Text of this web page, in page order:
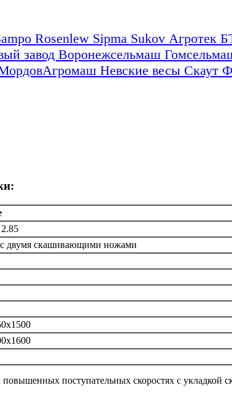
Rosenlew Sipma Sukov Агротек
завод Воронежсельмаш
Невские весы Скаут
с двумя скашивающими ножами
поступательных скоростях с укладкой